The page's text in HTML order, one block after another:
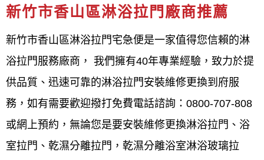
門施工,新竹市香山區淋浴門廠商,新竹市香山區淋浴門
尺寸,新竹市香山區淋浴門材質,新竹市香山區淋浴門樣
式,新竹市香山區淋浴門玻璃,新竹市香山區淋浴門五
金,新竹市香山區淋浴門拉門,新竹市香山區淋浴門推拉
門,新竹市香山區淋浴門浴缸,新竹市香山區淋浴門乾濕
分離,新竹市香山區淋浴門隔間,新竹市香山區淋浴門評
價,新竹市香山區淋浴門品牌,
新竹市香山區淋浴拉門廠商推薦
新竹市香山區淋浴拉門宅急便是一家值得您信賴的淋
浴拉門服務廠商， 我們擁有40年專業經驗，致力於提
供品質、迅速可靠的淋浴拉門安裝維修更換到府服
務，如有需要歡迎撥打免費電話諮詢：0800-707-808
或網上預約，無論您是要安裝維修更換淋浴拉門、浴
室拉門、乾濕分離拉門，乾濕分離浴室淋浴玻璃拉